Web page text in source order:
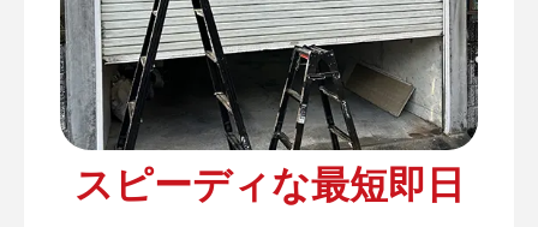
スピーディな最短即日